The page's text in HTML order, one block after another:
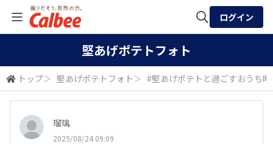
検索
ログイン
堅あげポテトフォト
トップ＞ 堅あげポテトフォト ＞ #堅あげポテトと過ごすおうち
瑠璃
2025/08/24 09:09